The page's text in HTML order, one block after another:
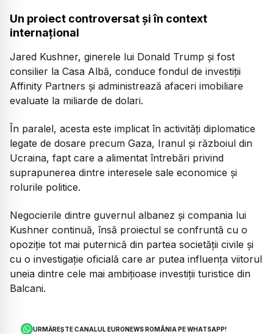
Un proiect controversat și în context
internațional
Jared Kushner, ginerele lui Donald Trump și fost
consilier la Casa Albă, conduce fondul de investiții
Affinity Partners și administrează afaceri imobiliare
evaluate la miliarde de dolari.
În paralel, acesta este implicat în activități diplomatice
legate de dosare precum Gaza, Iranul și războiul din
Ucraina, fapt care a alimentat întrebări privind
suprapunerea dintre interesele sale economice și
rolurile politice.
Negocierile dintre guvernul albanez și compania lui
Kushner continuă, însă proiectul se confruntă cu o
opoziție tot mai puternică din partea societății civile și
cu o investigație oficială care ar putea influența viitorul
uneia dintre cele mai ambițioase investiții turistice din
Balcani.
URMĂREȘTE CANALUL EURONEWS ROMÂNIA PE WHATSAPP!